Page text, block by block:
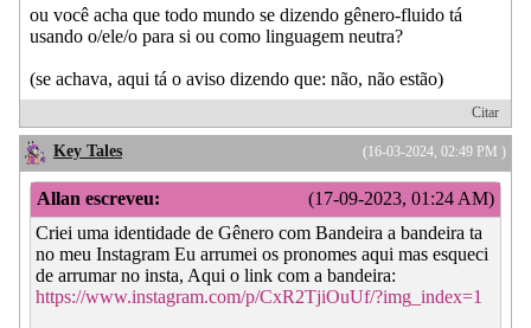
ou você acha que todo mundo se dizendo gênero-fluido tá
usando o/ele/o para si ou como linguagem neutra?
(se achava, aqui tá o aviso dizendo que: não, não estão)
Citar
(16-03-2024, 02:49 PM )
Key Tales
(17-09-2023, 01:24 AM)
Allan escreveu:
Criei uma identidade de Gênero com Bandeira a bandeira ta
no meu Instagram Eu arrumei os pronomes aqui mas esqueci
de arrumar no insta, Aqui o link com a bandeira:
https://www.instagram.com/p/CxR2TjiOuUf/?img_index=1